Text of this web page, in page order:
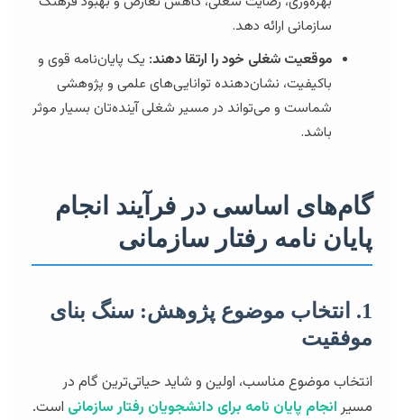
سازمانی ارائه دهد.
موقعیت شغلی خود را ارتقا دهند: یک پایان‌نامه قوی و
باکیفیت، نشان‌دهنده توانایی‌های علمی و پژوهشی
شماست و می‌تواند در مسیر شغلی آینده‌تان بسیار موثر
باشد.
گام‌های اساسی در فرآیند انجام
پایان نامه رفتار سازمانی
1. انتخاب موضوع پژوهش: سنگ بنای
موفقیت
انتخاب موضوع مناسب، اولین و شاید حیاتی‌ترین گام در
مسیرانجام پایان نامه برای دانشجویان رفتار سازمانی است.